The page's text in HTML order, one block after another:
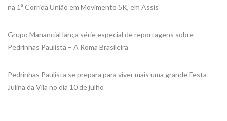
na 1ª Corrida União em Movimento 5K, em Assis
Grupo Manancial lança série especial de reportagens sobre
Pedrinhas Paulista – A Roma Brasileira
Pedrinhas Paulista se prepara para viver mais uma grande Festa
Julina da Vila no dia 10 de julho